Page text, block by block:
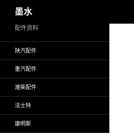
至
墨水
配件资料
陕汽配件
重汽配件
潍柴配件
法士特
康明斯